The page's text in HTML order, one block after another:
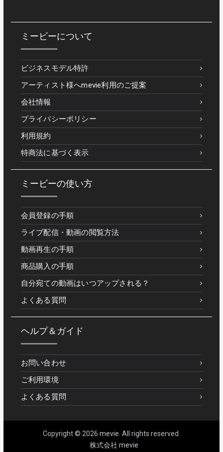
ミービーについて
ビジネスモデル特許
アーティスト様へmevie利用のご提案
会社情報
プライバシーポリシー
利用規約
特商法に基づく表示
ミービーの使い方
会員登録の手順
ライブ配信・動画の閲覧方法
動画再生の手順
商品購入の手順
自分宛ての動画はいつアップされる？
よくある質問
ヘルプ＆ガイド
お問い合わせ
ご利用環境
よくある質問
Copyright © 2026 mevie . All rights reserved.
株式会社 mevie